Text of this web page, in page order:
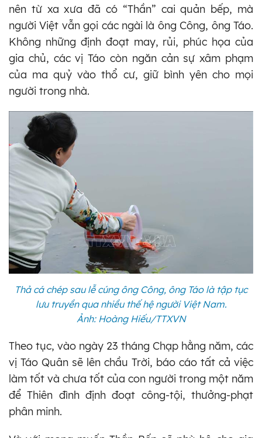
nên từ xa xưa đã có “Thần” cai quản bếp, mà
người Việt vẫn gọi các ngài là ông Công, ông Táo.
Không những định đoạt may, rủi, phúc họa của
gia chủ, các vị Táo còn ngăn cản sự xâm phạm
của ma quỷ vào thổ cư, giữ bình yên cho mọi
người trong nhà.
Thả cá chép sau lễ cúng ông Công, ông Táo là tập tục
lưu truyền qua nhiều thế hệ người Việt Nam.
Ảnh: Hoàng Hiếu/TTXVN
Theo tục, vào ngày 23 tháng Chạp hằng năm, các
vị Táo Quân sẽ lên chầu Trời, báo cáo tất cả việc
làm tốt và chưa tốt của con người trong một năm
để Thiên đình định đoạt công-tội, thưởng-phạt
phân minh.